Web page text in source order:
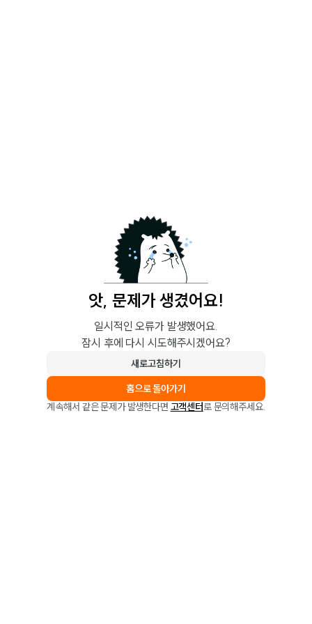
앗, 문제가 생겼어요!
일시적인 오류가 발생했어요.
잠시 후에 다시 시도해주시겠어요?
새로고침하기
홈으로 돌아가기
계속해서 같은 문제가 발생한다면 고객센터로 문의해주세요.